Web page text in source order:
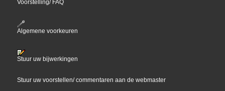
Voorstelling/ FAQ
Algemene voorkeuren
Stuur uw bijwerkingen
Stuur uw voorstellen/ commentaren aan de webmaster